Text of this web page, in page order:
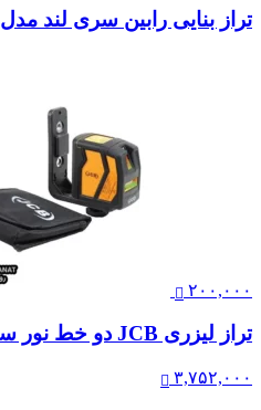
تراز بنایی رابین سری لند مدل R70
۲۰۰,۰۰۰
تراز لیزری JCB دو خط نور سبز مدل JCB88G
۳,۷۵۲,۰۰۰